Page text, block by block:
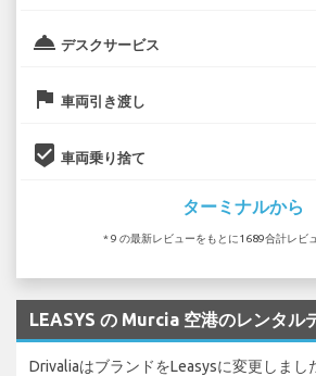
room_service デスクサービス
flag 車両引き渡し
beenhere 車両乗り捨て
ターミナルから
* 9 の最新レビューをもとに1689合計レビ
LEASYS の Murcia 空港のレンタル
DrivaliaはブランドをLeasysに変更しまし